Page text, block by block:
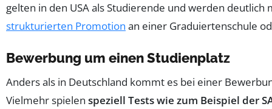
gelten in den USA als Studierende und werden
strukturierten Promotion an einer Graduiertenschule
Bewerbung um einen Studienplatz
Anders als in Deutschland kommt es bei einer
Vielmehr spielen speziell Tests wie zum Beispiel der